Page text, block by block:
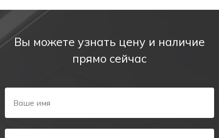
аккумулятор, который обеспечивает работу в
аварийном режиме более трех часов.
Преимущества аварийного
светильника PL EM 3.0
материалов (негорючего пластика), легко поддерживать
полную защиты от влаги и пыли (пыленепроницаемость),
защиту от водяных струй в любом направлении.
Вы можете узнать цену и наличие
прямо сейчас